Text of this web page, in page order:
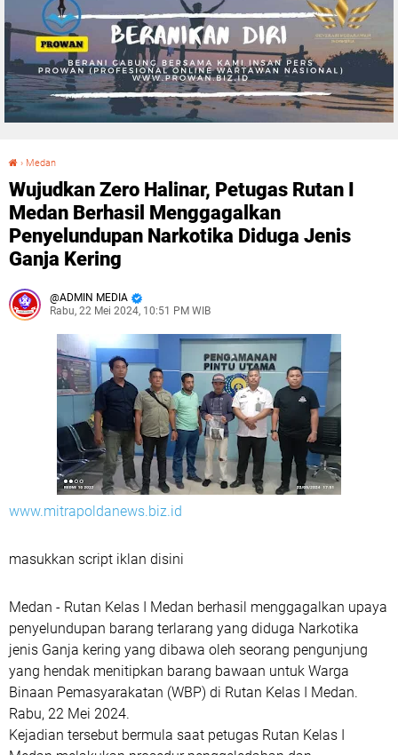
› Medan
Wujudkan Zero Halinar, Petugas Rutan I
Medan Berhasil Menggagalkan
Penyelundupan Narkotika Diduga Jenis
Ganja Kering
ADMIN MEDIA
Rabu, 22 Mei 2024, 10:51 PM WIB
www.mitrapoldanews.biz.id
masukkan script iklan disini
Medan - Rutan Kelas I Medan berhasil menggagalkan upaya
penyelundupan barang terlarang yang diduga Narkotika
jenis Ganja kering yang dibawa oleh seorang pengunjung
yang hendak menitipkan barang bawaan untuk Warga
Binaan Pemasyarakatan (WBP) di Rutan Kelas I Medan.
Rabu, 22 Mei 2024.
Kejadian tersebut bermula saat petugas Rutan Kelas I